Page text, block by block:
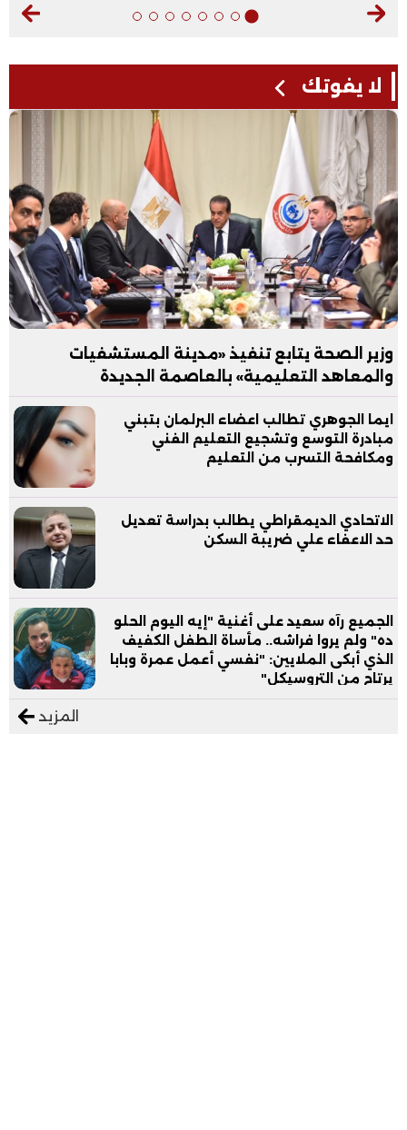
لا يفوتك
وزير الصحة يتابع تنفيذ «مدينة المستشفيات
والمعاهد التعليمية» بالعاصمة الجديدة
ايما الجوهري تطالب اعضاء البرلمان بتبني
مبادرة التوسع وتشجيع التعليم الفني
ومكافحة التسرب من التعليم
الاتحادي الديمقراطي يطالب بدراسة تعديل
حد الاعفاء علي ضريبة السكن
الجميع رآه سعيد على أغنية "إيه اليوم الحلو
ده" ولم يروا فراشه.. مأساة الطفل الكفيف
الذي أبكى الملايين: "نفسي أعمل عمرة وبابا
يرتاح من التروسيكل"
المزيد